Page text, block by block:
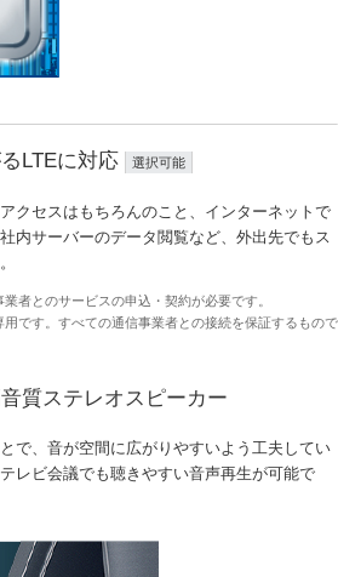
LTEに対応 選択可能
クセスはもちろんのこと、インターネットで
内サーバーのデータ閲覧など、外出先でもス
者とのサービスの申込・契約が必要です。
です。すべての通信事業者との接続を保証するもので
質ステレオスピーカー
で、音が空間に広がりやすいよう工夫してい
レビ会議でも聴きやすい音声再生が可能で